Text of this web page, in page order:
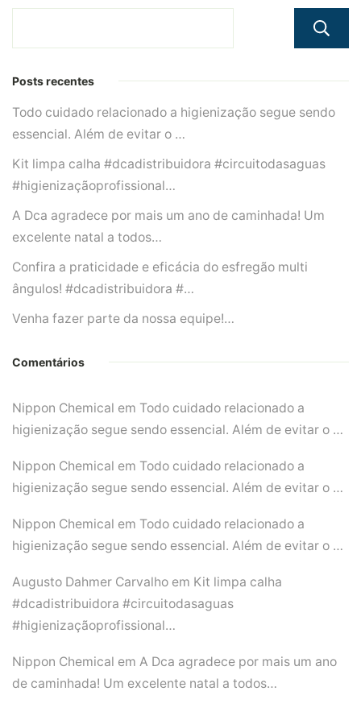
Posts recentes
Todo cuidado relacionado a higienização segue sendo
essencial. Além de evitar o …
Kit limpa calha #dcadistribuidora #circuitodasaguas
#higienizaçãoprofissional…
A Dca agradece por mais um ano de caminhada! Um
excelente natal a todos…
Confira a praticidade e eficácia do esfregão multi
ângulos! #dcadistribuidora #…
Venha fazer parte da nossa equipe!…
Comentários
Nippon Chemical em Todo cuidado relacionado a
higienização segue sendo essencial. Além de evitar o …
Nippon Chemical em Todo cuidado relacionado a
higienização segue sendo essencial. Além de evitar o …
Nippon Chemical em Todo cuidado relacionado a
higienização segue sendo essencial. Além de evitar o …
Augusto Dahmer Carvalho em Kit limpa calha
#dcadistribuidora #circuitodasaguas
#higienizaçãoprofissional…
Nippon Chemical em A Dca agradece por mais um ano
de caminhada! Um excelente natal a todos…